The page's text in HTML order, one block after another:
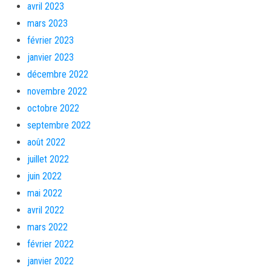
avril 2023
mars 2023
février 2023
janvier 2023
décembre 2022
novembre 2022
octobre 2022
septembre 2022
août 2022
juillet 2022
juin 2022
mai 2022
avril 2022
mars 2022
février 2022
janvier 2022